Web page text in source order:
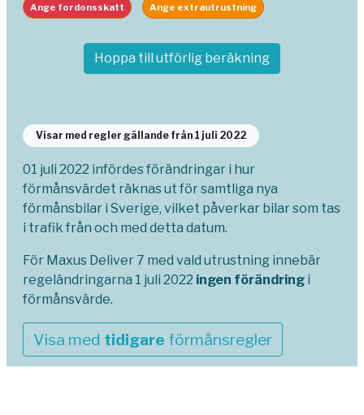
Ange fordonsskatt Ange extrautrustning
Hoppa till utförlig beräkning
Visar med regler gällande från 1 juli 2022
01 juli 2022 infördes förändringar i hur
förmånsvärdet räknas ut för samtliga nya
förmånsbilar i Sverige, vilket påverkar bilar som tas
i trafik från och med detta datum.
För Maxus Deliver 7 med vald utrustning innebär
regeländringarna 1 juli 2022 ingen förändring i
förmånsvärde.
Visa med tidigare förmånsregler